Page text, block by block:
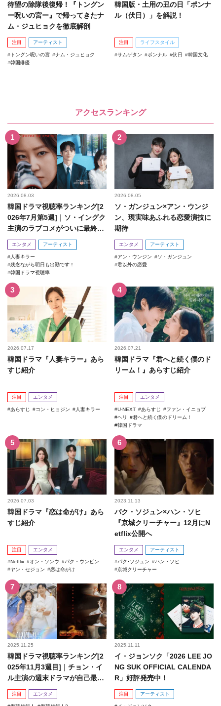
待望の除隊後復帰！『トングン
ー呪いの宮ー』で帰ってきたナ
ム・ジュヒョクを徹底解剖
注目 アーティスト
トングン呪いの宮
ナム・ジュヒョク
韓国俳優
韓国版・土用の丑の日「ポンナ
ル（伏日）」を解説！
注目 ライフスタイル
サムゲタン ポンナル 伏日 韓国文化
アクセスランキング
2026.08.03
韓国ドラマ視聴率ランキング[2
026年7月第5週]｜ソ・イングク
主演のラブコメがついに最終
回！
エンタメ アーティスト
人妻キラー
残念ながら明日も出勤です！
韓国ドラマ視聴率
2026.08.05
ソ・ガンジュン×アン・ウンジ
ン、現実味あふれる恋愛演技に
期待
エンタメ アーティスト
アン・ウンジン
ソ・ガンジュン
君以外の恋愛
2026.07.17
韓国ドラマ『人妻キラー』あら
すじ紹介
注目 エンタメ
あらすじ コン・ヒョジン 人妻キラー
2026.07.21
韓国ドラマ『君へと続く僕のド
リーム！』あらすじ紹介
注目 エンタメ
U-NEXT あらすじ
ファン・イニョプ
ヘリ
君へと続く僕のドリーム！
韓国ドラマ
2026.07.03
韓国ドラマ『恋は命がけ』あら
すじ紹介
注目 エンタメ
Netflix オン・ソンウ
パク・ウンビン
ヤン・セジョン
恋は命がけ
2023.11.13
パク・ソジュン×ハン・ソヒ
『京城クリーチャー』12月にN
etflix公開へ
エンタメ アーティスト
パク･ソジュン
ハン・ソヒ
京城クリーチャー
2025.11.25
韓国ドラマ視聴率ランキング[2
025年11月3週目]｜チョン・イ
ル主演の週末ドラマが自己最高
記録を更新！
注目 エンタメ
2025.11.11
イ・ジョンソク「2026 LEE JO
NG SUK OFFICIAL CALENDA
R」好評発売中！
注目 アーティスト